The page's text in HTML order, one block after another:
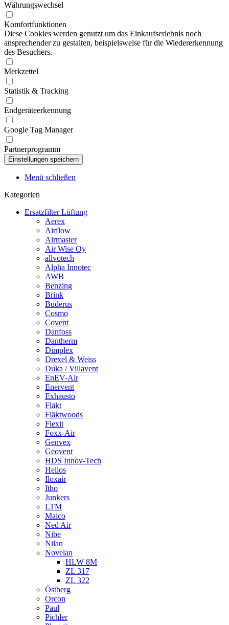
Währungswechsel
Komfortfunktionen
Diese Cookies werden genutzt um das Einkaufserlebnis noch
ansprechender zu gestalten, beispielsweise für die Wiedererkennung
des Besuchers.
Merkzettel
Statistik & Tracking
Endgeräteerkennung
Google Tag Manager
Partnerprogramm
Menü schließen
Kategorien
Ersatzfilter Lüftung
Aerex
Airflow
Airmaster
Air Wise Oy
allvotech
Alpha Innotec
AWB
Benzing
Brink
Buderus
Cosmo
Covent
Danfoss
Dantherm
Dimplex
Drexel & Weiss
Duka / Villavent
EnEV-Air
Enervent
Exhausto
Fläkt
Fläktwoods
Flexit
Foxx-Air
Genvex
Geovent
HDS Innov-Tech
Helios
Iloxair
Itho
Junkers
LTM
Maico
Ned Air
Nibe
Nilan
Novelan
HLW 8M
ZL 317
ZL 322
Östberg
Orcon
Paul
Pichler